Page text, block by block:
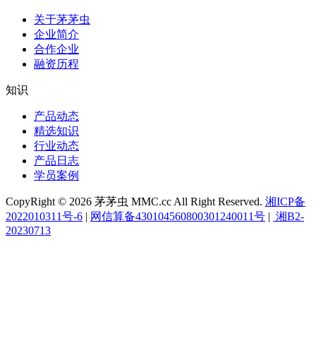
关于茅茅虫
企业简介
合作企业
融资历程
知识
产品动态
精选知识
行业动态
产品日志
学员案例
CopyRight © 2026 茅茅虫 MMC.cc All Right Reserved. 湘ICP备
2022010311号-6 | 网信算备430104560800301240011号 | 湘B2-
20230713